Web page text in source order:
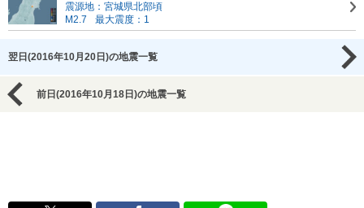
震源地：宮城県北部頃
M2.7
最大震度：1
翌日(2016年10月20日)の地震一覧
前日(2016年10月18日)の地震一覧